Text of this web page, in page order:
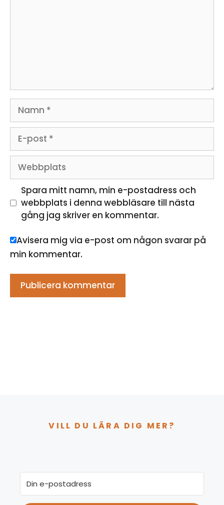
post
Webbplats
Spara mitt namn, min e-postadress och
webbplats i denna webbläsare till nästa
gång jag skriver en kommentar.
Avisera mig via e-post om någon svarar på
min kommentar.
VILL DU LÄRA DIG MER?